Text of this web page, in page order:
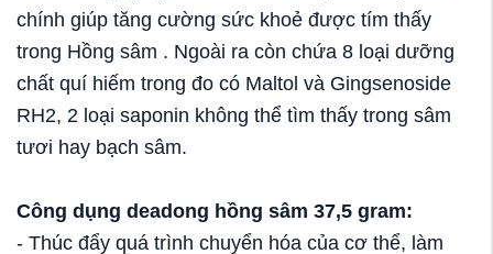
chính giúp tăng cường sức khoẻ được tím thấy
trong Hồng sâm . Ngoài ra còn chứa 8 loại dưỡng
chất quí hiếm trong đo có Maltol và Gingsenoside
RH2, 2 loại saponin không thể tìm thấy trong sâm
tươi hay bạch sâm.
Công dụng deadong hồng sâm 37,5 gram:
- Thúc đẩy quá trình chuyển hóa của cơ thể, làm